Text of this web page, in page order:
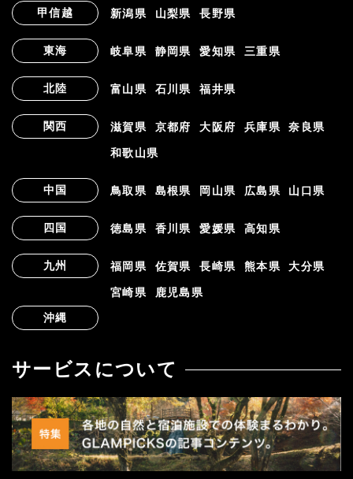
甲信越 新潟県 山梨県 長野県
東海 岐阜県 静岡県 愛知県 三重県
北陸 富山県 石川県 福井県
関西 滋賀県 京都府 大阪府 兵庫県 奈良県
和歌山県
中国 鳥取県 島根県 岡山県 広島県 山口県
四国 徳島県 香川県 愛媛県 高知県
九州 福岡県 佐賀県 長崎県 熊本県 大分県
宮崎県
鹿児島県
沖縄
サービスについて